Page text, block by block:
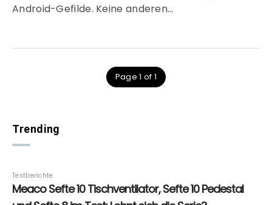
Android-Gefilde. Keine anderen…
Page 1 of 1
Trending